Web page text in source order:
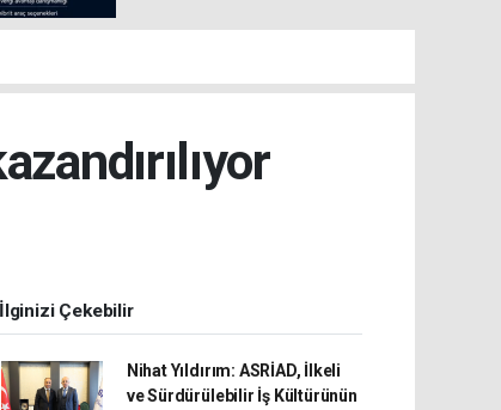
İlginizi Çekebilir
Nihat Yıldırım: ASRİAD, İlkeli
ve Sürdürülebilir İş Kültürünün